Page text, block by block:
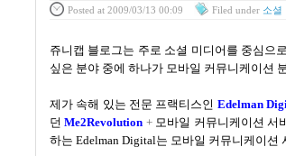
Posted at 2009/03/13 00:09 Filed under 소셜
쥬니캡 블로그는 주로 소셜 미디어를 중심으
싶은 분야 중에 하나가 모바일 커뮤니케이션
제가 속해 있는 전문 프랙티스인 Edelman
던 Me2Revolution + 모바일 커뮤니케이션 서
하는 Edelman Digital는 모바일 커뮤니케이션